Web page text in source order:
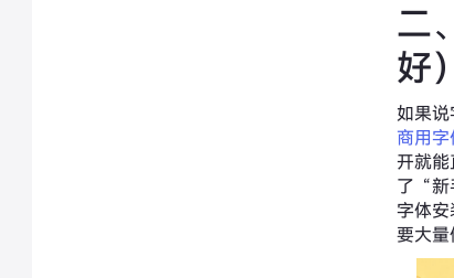
二
好）
如果
商用字
开就
了“新
字体
要大量